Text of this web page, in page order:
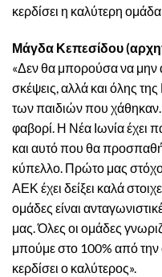
κερδίσει η καλύτερη
Μάγδα Κεπεσίδου
«Δεν θα μπορούσα να μην
σκέψεις, αλλά και όλης της
των παιδιών που
φαβορί. Η Νέα Ιωνία έχει
και αυτό που θα
κύπελλο. Πρώτο μας
ΑΕΚ έχει δείξει καλά
ομάδες είναι
μας. Όλες οι ομάδες
μπούμε στο 100% από την
κερδίσει ο καλύτερος».